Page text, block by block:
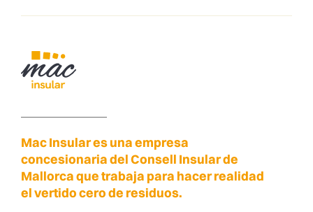
Mac Insular es una empresa
concesionaria del Consell Insular de
Mallorca que trabaja para hacer realidad
el vertido cero de residuos.